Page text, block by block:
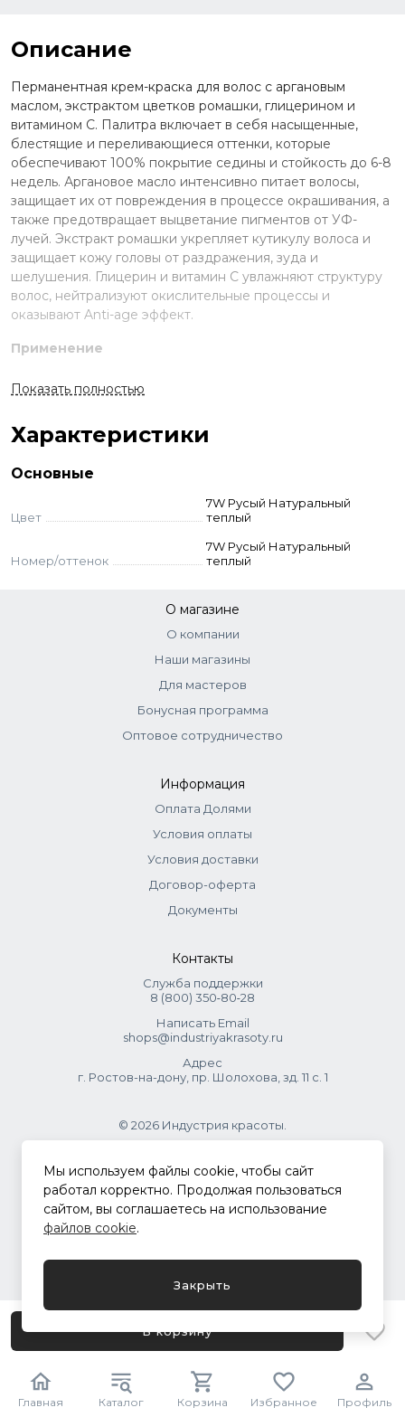
Главная Каталог Корзина Избранное Профиль
В корзину
Описание
Перманентная крем-краска для волос с аргановым
маслом, экстрактом цветков ромашки, глицерином и
витамином С. Палитра включает в себя насыщенные,
блестящие и переливающиеся оттенки, которые
обеспечивают 100% покрытие седины и стойкость до 6-8
недель. Аргановое масло интенсивно питает волосы,
защищает их от повреждения в процессе окрашивания, а
также предотвращает выцветание пигментов от УФ-
лучей. Экстракт ромашки укрепляет кутикулу волоса и
защищает кожу головы от раздражения, зуда и
шелушения. Глицерин и витамин С увлажняют структуру
волос, нейтрализуют окислительные процессы и
оказывают Anti-age эффект.
Применение
Смешайте краску и оксид в неметаллической ёмкости.
Нанесите на волосы, выдержите указанное время.
волос.
(пропорция 1:1,5). Время выдержки 35 мин.
краситель + оксид 3% (1:2). Выдержка 5-20
мин.
1:2). Выдержка 45 мин.
В европейских системах окрашивания оттенки 6–8 (в
Поэтому на упаковке может быть написано «блонд»,
даже если по нашему привычному пониманию это тёмно-
русый, русый или светло-русый цвет. Это не ошибка, а
информацией всегда считается номер красителя.
Показать полностью
Характеристики
Основные
Цвет
7W Русый Натуральный
теплый
Номер/оттенок
7W Русый Натуральный
теплый
О магазине
О компании
Наши магазины
Для мастеров
Бонусная программа
Оптовое сотрудничество
Информация
Оплата Долями
Условия оплаты
Условия доставки
Договор-оферта
Документы
Контакты
Служба поддержки
8 (800) 350‑80‑28
Написать Email
shops@industriyakrasoty.ru
Адрес
г. Ростов-на-дону, пр. Шолохова, зд. 11 с. 1
© 2026 Индустрия красоты.
.
Политика конфиденциальности
Мы используем файлы cookie, чтобы сайт
работал корректно. Продолжая пользоваться
сайтом, вы соглашаетесь на использование
файлов cookie.
Закрыть